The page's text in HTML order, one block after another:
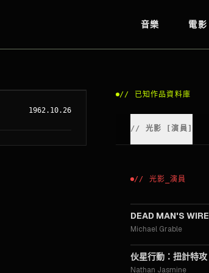
音樂 電影
1962.10.26
// 已知作品資料庫
// 光影 [演員
// 光影 _演員
DEAD MAN'S WIRE
Michael Grable
伙星行動：扭計特攻
Nathan Jasmine